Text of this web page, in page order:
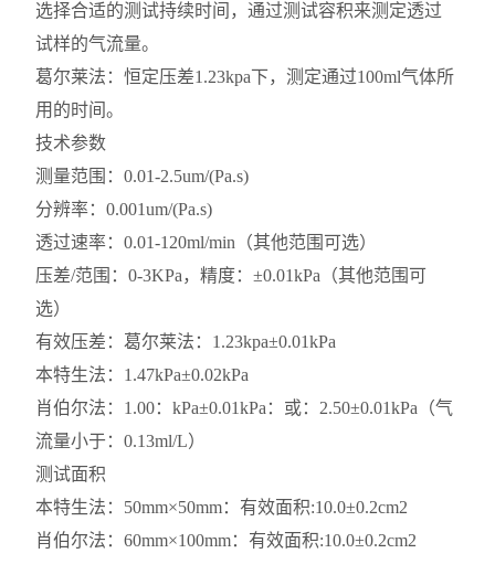
选择合适的测试持续时间，通过测试容积来测定透过
试样的气流量。
葛尔莱法：恒定压差1.23kpa下，测定通过100ml气体所
用的时间。
技术参数
测量范围：0.01-2.5um/(Pa.s)
分辨率：0.001um/(Pa.s)
透过速率：0.01-120ml/min（其他范围可选）
压差/范围：0-3KPa，精度：±0.01kPa（其他范围可
选）
有效压差：葛尔莱法：1.23kpa±0.01kPa
本特生法：1.47kPa±0.02kPa
肖伯尔法：1.00：kPa±0.01kPa：或：2.50±0.01kPa（气
流量小于：0.13ml/L）
测试面积
本特生法：50mm×50mm：有效面积:10.0±0.2cm2
肖伯尔法：60mm×100mm：有效面积:10.0±0.2cm2